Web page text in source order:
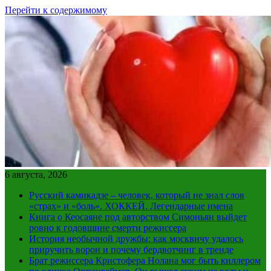
Перейти к содержимому
6 августа, 2026
Русский камикадзе – человек, который не знал слов
«страх» и «боль». ХОККЕЙ. Легендарные имена
Книга о Кеосаяне под авторством Симоньян выйдет
ровно к годовщине смерти режиссера
История необычной дружбы: как москвичу удалось
приручить ворон и почему бердвотчинг в тренде
Брат режиссера Кристофера Нолана мог быть киллером